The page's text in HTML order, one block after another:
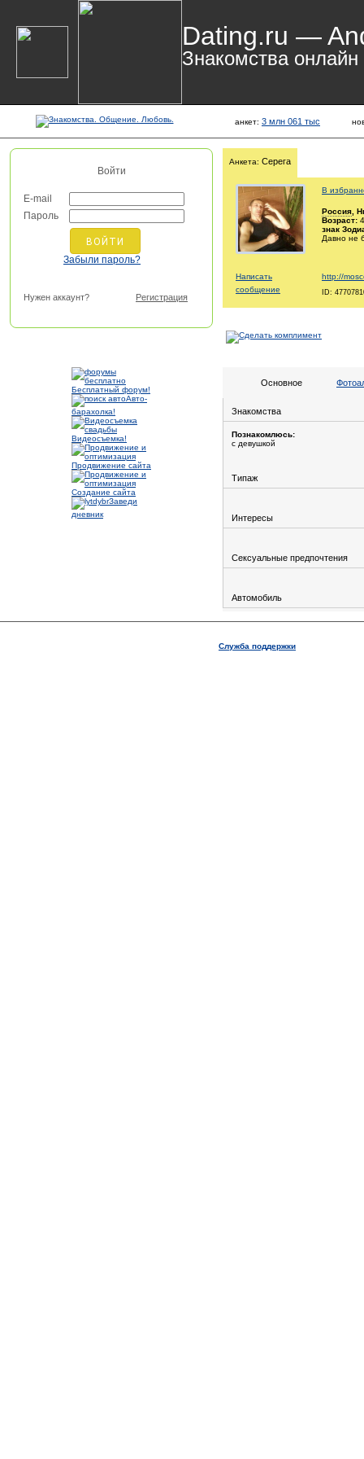
Dating.ru —
Знакомства онлайн
анкет: 3 млн 061 тыс
Войти
E-mail
Пароль
Забыли пароль?
Нужен аккаунт? Регистрация
Бесплатный форум!
Авто-
барахолка!
Видеосъемка!
Продвижение сайта
Создание сайта
Заведи
дневник
Анкета: Серега
В
Россия ,
Возраст:
знак
Давно не
Написать
сообщение
http://
ID:
Основное
Знакомства
Познакомлюсь:
с девушкой
Типаж
Интересы
Сексуальные предпочтения
Автомобиль
Служба поддержки